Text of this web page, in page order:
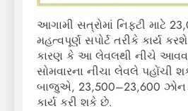
આગામી સત્રોમાં નિફ્ટી માટે
મહત્વપૂર્ણ સપોર્ટ તરીકે કાર્ય
કારણ કે આ લેવલથી નીચે
સોમવારના નીચા લેવલે પહોંચી
બાજુએ, 23,500–23,600 ઝોન
કાર્ય કરી શકે છે.